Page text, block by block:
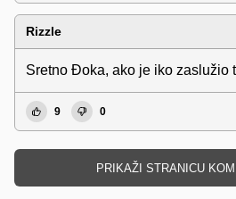
Rizzle
Sretno Đoka, ako je iko zaslužio
9 0
PRIKAŽI STRANICU